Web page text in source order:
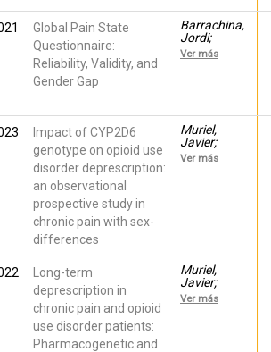
César;
Ballester,
Pura;
Martínez,
Emi;
Ángel;
Peiró, Ana
M.
Global Pain State
Questionnaire:
Reliability, Validity, and
Gender Gap
Barrachina,
Jordi;
Muriel,
Javier;
Beatriz;
Ballester,
Pura;
Miguel,
Richart-
Ver más
Impact of CYP2D6
genotype on opioid use
disorder deprescription:
an observational
prospective study in
chronic pain with sex-
differences
Muriel,
Javier;
Barrachina,
Jordi; Del
Margarit,
César;
Ballester,
Pura; Peiró,
Ana María
Ver más
Long-term
deprescription in
chronic pain and opioid
use disorder patients:
Pharmacogenetic and
Muriel,
Javier;
Escorial,
Mónica;
Ver más